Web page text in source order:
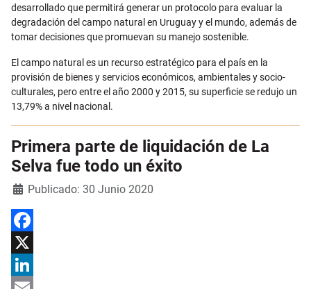
desarrollado que permitirá generar un protocolo para evaluar la
degradación del campo natural en Uruguay y el mundo, además de
tomar decisiones que promuevan su manejo sostenible.
El campo natural es un recurso estratégico para el país en la
provisión de bienes y servicios económicos, ambientales y socio-
culturales, pero entre el año 2000 y 2015, su superficie se redujo un
13,79% a nivel nacional.
Primera parte de liquidación de La
Selva fue todo un éxito
DetallesPublicado: 30 Junio 2020
Facebook
X